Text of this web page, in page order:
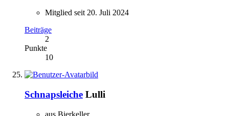
Mitglied seit 20. Juli 2024
Beiträge
2
Punkte
10
Schnapsleiche Lulli
aus Bierkeller